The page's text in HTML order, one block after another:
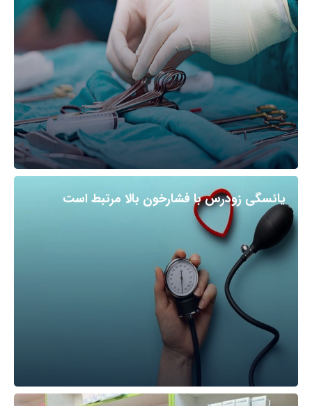
یائسگی زودرس با فشارخون بالا مرتبط است